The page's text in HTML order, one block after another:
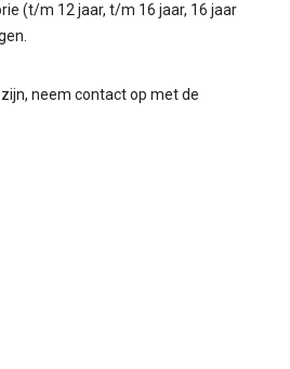
(t/m 12 jaar, t/m 16 jaar, 16 jaar
neem contact op met de